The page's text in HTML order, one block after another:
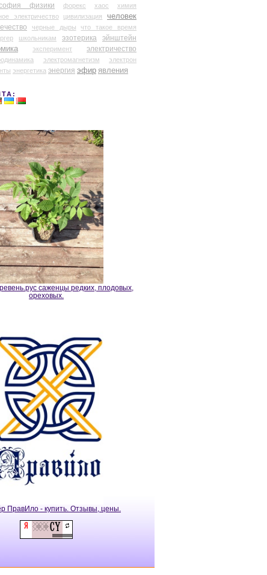
физики форекс хаос
химия
электричество
цивилизация человек
черные дыры
что такое время
школьникам эзотерика
эйнштейн
эксперимент электричество
электромагнетизм
электрон
энергетика энергия эфир явления
саженцы редких, плодовых,
ореховых.
ПравИло - купить. Отзывы, цены.